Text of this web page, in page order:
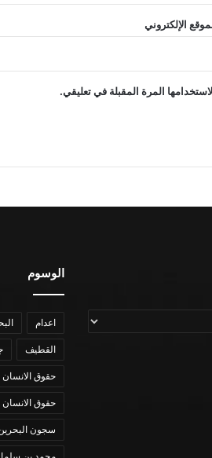
الإلكتروني
المرة المقبلة في تعليقي.
الوسوم
اعدام
القطيف
حقوق الانسان
حقوق الانسان
سجون